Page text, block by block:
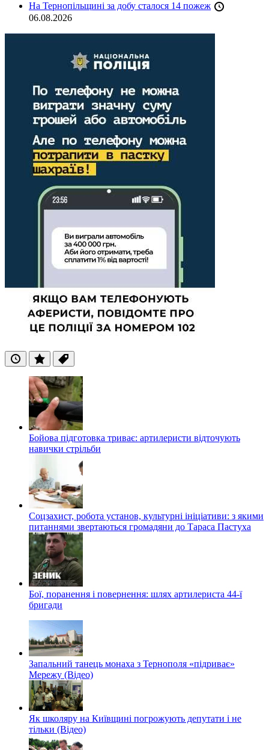
На Тернопільщині за добу сталося 14 пожеж
06.08.2026
ОстанніПопулярні
Теги
Бойова підготовка триває: артилеристи відточують
навички стрільби
Соцзахист, робота установ, культурні ініціативи: з якими
питаннями звертаються громадяни до Тараса Пастуха
Бої, поранення і повернення: шлях артилериста 44-ї
бригади
Запальний танець монаха з Тернополя «підриває»
Мережу (Відео)
Як школяру на Київщині погрожують депутати і не
тільки (Відео)